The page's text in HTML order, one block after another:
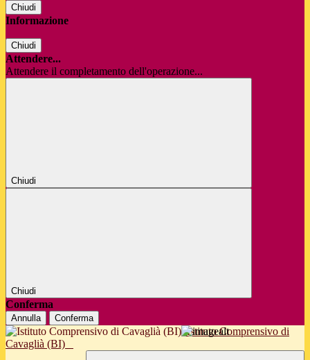
Chiudi
Informazione
Chiudi
Attendere...
Attendere il completamento dell'operazione...
Chiudi
Chiudi
Conferma
Annulla Conferma
Istituto Comprensivo di
Cavaglià (BI)